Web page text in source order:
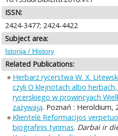
ISSN:
2424-3477; 2424-4422
Subject area:
Istorija / History
Related Publications:
Herbarz rycerstwa W. X.
czyli O klejnotach albo
rycerskiego w prowincyach
zażywają. Poznań : Heroldium,
Klientelė Reformacijos
biografinis tyrimas. Darbai ir